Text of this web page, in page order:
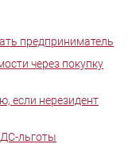
предприниматель
через покупку
если нерезидент
льготы